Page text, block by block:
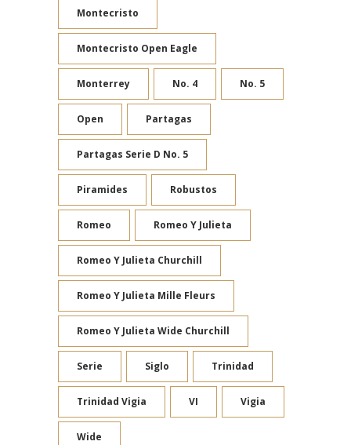
Montecristo
Montecristo Open Eagle
Monterrey No. 4 No. 5
Open Partagas
Partagas Serie D No. 5
Piramides Robustos
Romeo Romeo Y Julieta
Romeo Y Julieta Churchill
Romeo Y Julieta Mille Fleurs
Romeo Y Julieta Wide Churchill
Serie Siglo Trinidad
Trinidad Vigia VI Vigia
Wide